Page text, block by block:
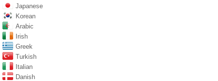
Japanese
Korean
Arabic
Irish
Greek
Turkish
Italian
Danish